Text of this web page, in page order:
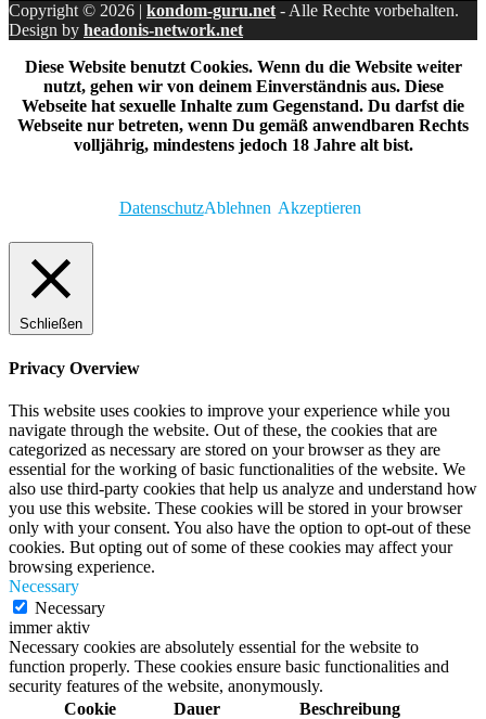
Copyright © 2026 | kondom-guru.net- Alle Rechte vorbehalten.
Design by headonis-network.net
Diese Website benutzt Cookies. Wenn du die Website weiter
nutzt, gehen wir von deinem Einverständnis aus. Diese
Webseite hat sexuelle Inhalte zum Gegenstand. Du darfst die
Webseite nur betreten, wenn Du gemäß anwendbaren Rechts
volljährig, mindestens jedoch 18 Jahre alt bist.
DatenschutzAblehnen Akzeptieren
Schließen
Privacy Overview
This website uses cookies to improve your experience while you
navigate through the website. Out of these, the cookies that are
categorized as necessary are stored on your browser as they are
essential for the working of basic functionalities of the website. We
also use third-party cookies that help us analyze and understand how
you use this website. These cookies will be stored in your browser
only with your consent. You also have the option to opt-out of these
cookies. But opting out of some of these cookies may affect your
browsing experience.
Necessary
Necessary
immer aktiv
Necessary cookies are absolutely essential for the website to
function properly. These cookies ensure basic functionalities and
security features of the website, anonymously.
Cookie
Dauer Beschreibung